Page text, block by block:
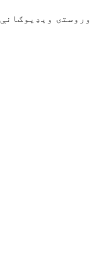
وروستۍ ویډیوګانې